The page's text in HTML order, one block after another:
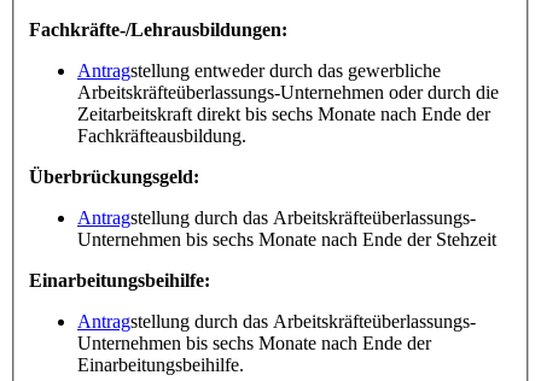
Fachkräfte-/Lehrausbildungen:
Antragstellung entweder durch das gewerbliche
Arbeitskräfteüberlassungs-Unternehmen oder durch die
Zeitarbeitskraft direkt bis sechs Monate nach Ende der
Fachkräfteausbildung.
Überbrückungsgeld:
Antragstellung durch das Arbeitskräfteüberlassungs-
Unternehmen bis sechs Monate nach Ende der Stehzeit
Einarbeitungsbeihilfe:
Antragstellung durch das Arbeitskräfteüberlassungs-
Unternehmen bis sechs Monate nach Ende der
Einarbeitungsbeihilfe.